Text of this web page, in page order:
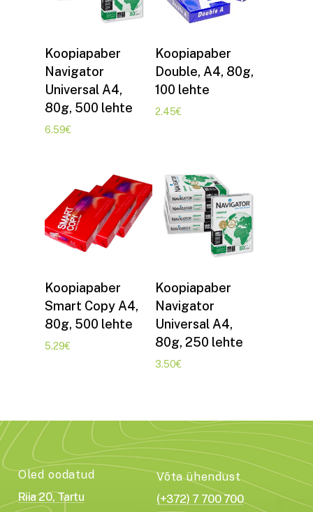
Lisa korvi
Koopiapaber
Navigator
Universal A4,
80g, 500 lehte
6.59€
Lisa korvi
Koopiapaber
Double, A4, 80g,
100 lehte
2.45€
Lisa korvi
Koopiapaber
Smart Copy A4,
80g, 500 lehte
5.29€
Lisa korvi
Koopiapaber
Navigator
Universal A4,
80g, 250 lehte
3.50€
Oled oodatud
Riia 20, Tartu
Võta ühendust
(+372) 7 700 700